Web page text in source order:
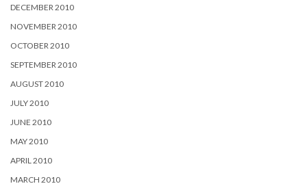
DECEMBER 2010
NOVEMBER 2010
OCTOBER 2010
SEPTEMBER 2010
AUGUST 2010
JULY 2010
JUNE 2010
MAY 2010
APRIL 2010
MARCH 2010